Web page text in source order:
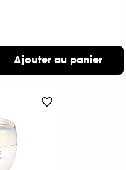
Ajouter au panier